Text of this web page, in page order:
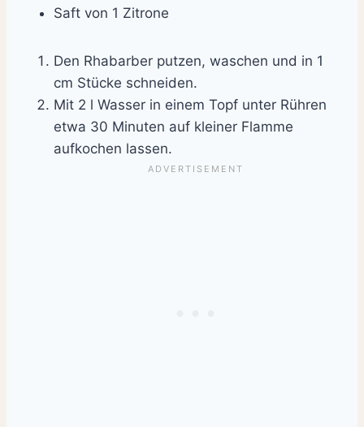
Saft von 1 Zitrone
Den Rhabarber putzen, waschen und in 1
cm Stücke schneiden.
Mit 2 l Wasser in einem Topf unter Rühren
etwa 30 Minuten auf kleiner Flamme
aufkochen lassen.